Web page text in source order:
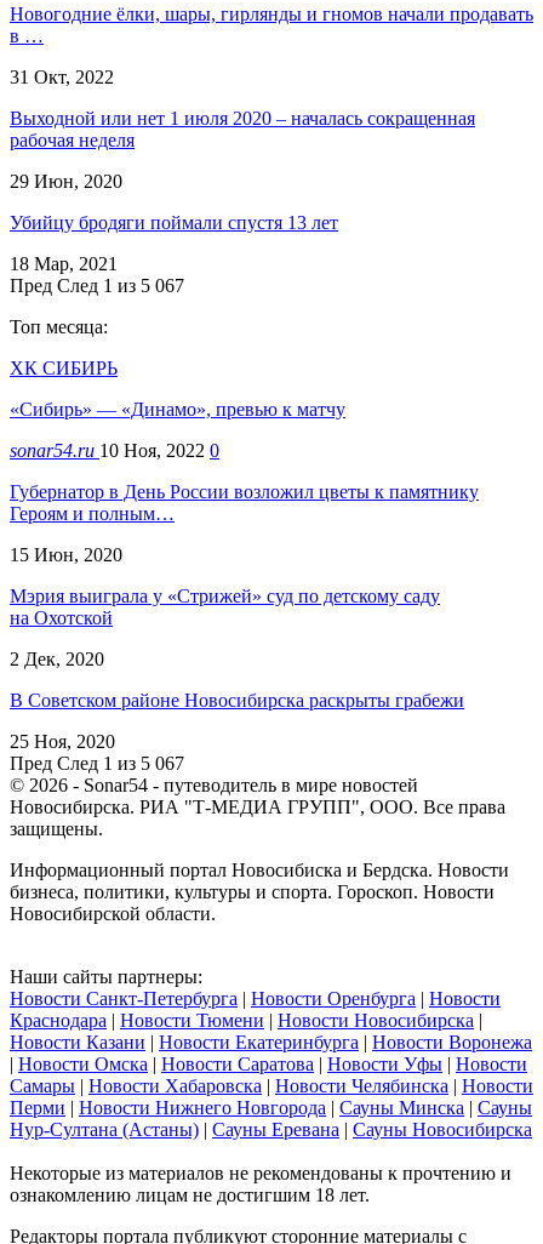
Новогодние ёлки, шары, гирлянды и гномов начали продавать
в …
31 Окт, 2022
Выходной или нет 1 июля 2020 – началась сокращенная
рабочая неделя
29 Июн, 2020
Убийцу бродяги поймали спустя 13 лет
18 Мар, 2021
Пред След 1 из 5 067
Топ месяца:
ХК СИБИРЬ
«Сибирь» — «Динамо», превью к матчу
sonar54.ru 10 Ноя, 2022 0
Губернатор в День России возложил цветы к памятнику
Героям и полным…
15 Июн, 2020
Мэрия выиграла у «Стрижей» суд по детскому саду
на Охотской
2 Дек, 2020
В Советском районе Новосибирска раскрыты грабежи
25 Ноя, 2020
Пред След 1 из 5 067
© 2026 - Sonar54 - путеводитель в мире новостей
Новосибирска. РИА "Т-МЕДИА ГРУПП", ООО. Все права
защищены.
Информационный портал Новосибиска и Бердска. Новости
бизнеса, политики, культуры и спорта. Гороскоп. Новости
Новосибирской области.
Наши сайты партнеры:
Новости Санкт-Петербурга | Новости Оренбурга | Новости
Краснодара | Новости Тюмени | Новости Новосибирска |
Новости Казани | Новости Екатеринбурга | Новости Воронежа
| Новости Омска | Новости Саратова | Новости Уфы | Новости
Самары | Новости Хабаровска | Новости Челябинска | Новости
Перми | Новости Нижнего Новгорода | Сауны Минска | Сауны
Нур-Султана (Астаны) | Сауны Еревана | Сауны Новосибирска
Некоторые из материалов не рекомендованы к прочтению и
ознакомлению лицам не достигшим 18 лет.
Редакторы портала публикуют сторонние материалы с